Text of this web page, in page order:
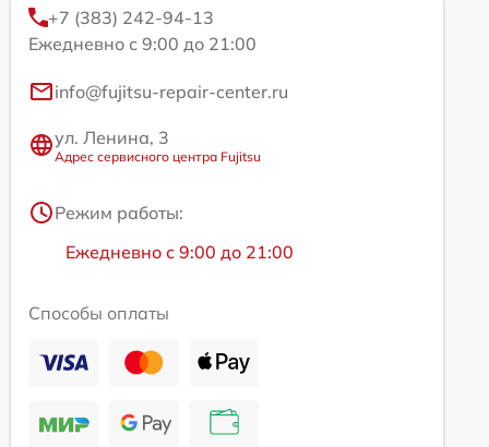
+7 (383) 242-94-13
Ежедневно с 9:00 до 21:00
info@fujitsu-repair-center.ru
ул. Ленина, 3
Адрес сервисного центра Fujitsu
Режим работы:
Ежедневно с 9:00 до 21:00
Способы оплаты